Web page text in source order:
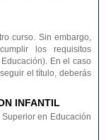
curso. Sin embargo,
los requisitos
En el caso
el título, deberás
INFANTIL
en Educación